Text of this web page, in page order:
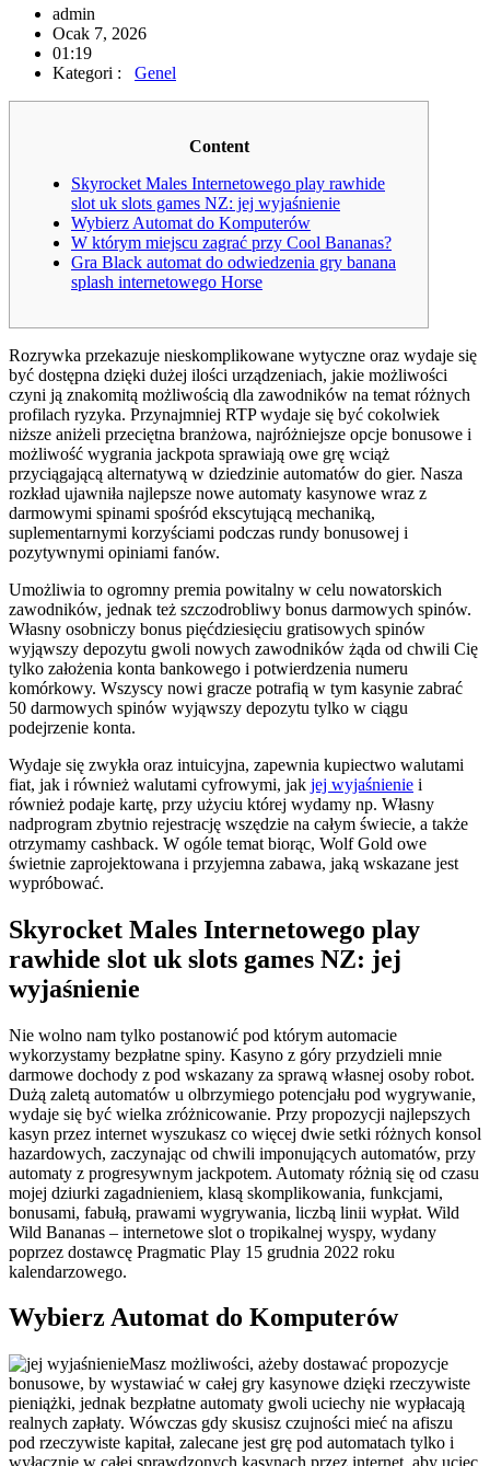
admin
Ocak 7, 2026
01:19
Kategori :
Genel
Content
Skyrocket Males Internetowego play rawhide
slot uk slots games NZ: jej wyjaśnienie
Wybierz Automat do Komputerów
W którym miejscu zagrać przy Cool Bananas?
Gra Black automat do odwiedzenia gry banana
splash internetowego Horse
Rozrywka przekazuje nieskomplikowane wytyczne oraz wydaje się
być dostępna dzięki dużej ilości urządzeniach, jakie możliwości
czyni ją znakomitą możliwością dla zawodników na temat różnych
profilach ryzyka. Przynajmniej RTP wydaje się być cokolwiek
niższe aniżeli przeciętna branżowa, najróżniejsze opcje bonusowe i
możliwość wygrania jackpota sprawiają owe grę wciąż
przyciągającą alternatywą w dziedzinie automatów do gier. Nasza
rozkład ujawniła najlepsze nowe automaty kasynowe wraz z
darmowymi spinami spośród ekscytującą mechaniką,
suplementarnymi korzyściami podczas rundy bonusowej i
pozytywnymi opiniami fanów.
Umożliwia to ogromny premia powitalny w celu nowatorskich
zawodników, jednak też szczodrobliwy bonus darmowych spinów.
Własny osobniczy bonus pięćdziesięciu gratisowych spinów
wyjąwszy depozytu gwoli nowych zawodników żąda od chwili Cię
tylko założenia konta bankowego i potwierdzenia numeru
komórkowy. Wszyscy nowi gracze potrafią w tym kasynie zabrać
50 darmowych spinów wyjąwszy depozytu tylko w ciągu
podejrzenie konta.
Wydaje się zwykła oraz intuicyjna, zapewnia kupiectwo walutami
fiat, jak i również walutami cyfrowymi, jak jej wyjaśnienie i
również podaje kartę, przy użyciu której wydamy np. Własny
nadprogram zbytnio rejestrację wszędzie na całym świecie, a także
otrzymamy cashback. W ogóle temat biorąc, Wolf Gold owe
świetnie zaprojektowana i przyjemna zabawa, jaką wskazane jest
wypróbować.
Skyrocket Males Internetowego play
rawhide slot uk slots games NZ: jej
wyjaśnienie
Nie wolno nam tylko postanowić pod którym automacie
wykorzystamy bezpłatne spiny. Kasyno z góry przydzieli mnie
darmowe dochody z pod wskazany za sprawą własnej osoby robot.
Dużą zaletą automatów u olbrzymiego potencjału pod wygrywanie,
wydaje się być wielka zróżnicowanie. Przy propozycji najlepszych
kasyn przez internet wyszukasz co więcej dwie setki różnych konsol
hazardowych, zaczynając od chwili imponujących automatów, przy
automaty z progresywnym jackpotem. Automaty różnią się od czasu
mojej dziurki zagadnieniem, klasą skomplikowania, funkcjami,
bonusami, fabułą, prawami wygrywania, liczbą linii wypłat. Wild
Wild Bananas – internetowe slot o tropikalnej wyspy, wydany
poprzez dostawcę Pragmatic Play 15 grudnia 2022 roku
kalendarzowego.
Wybierz Automat do Komputerów
Masz możliwości, ażeby dostawać propozycje
bonusowe, by wystawiać w całej gry kasynowe dzięki rzeczywiste
pieniążki, jednak bezpłatne automaty gwoli uciechy nie wypłacają
realnych zapłaty. Wówczas gdy skusisz czujności mieć na afiszu
pod rzeczywiste kapitał, zalecane jest grę pod automatach tylko i